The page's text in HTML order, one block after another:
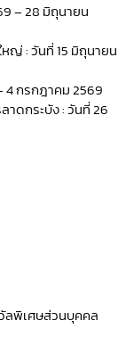
– 28 มิถุนายน
ญ่ : วันที่ 15 มิถุนายน
4 กรกฎาคม 2569
าดกระบัง : วันที่ 26
ลพิเศษส่วนบุคคล